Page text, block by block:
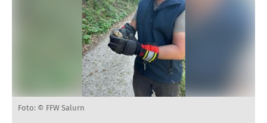
Foto: © FFW Salurn